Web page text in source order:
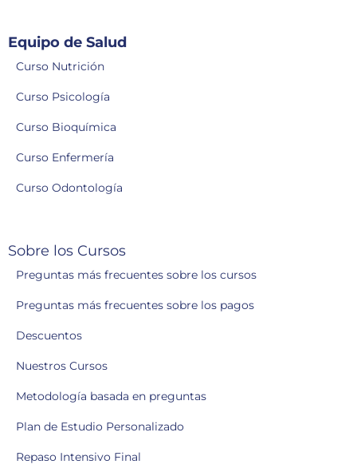
Equipo de Salud
Curso Nutrición
Curso Psicología
Curso Bioquímica
Curso Enfermería
Curso Odontología
Sobre los Cursos
Preguntas más frecuentes sobre los cursos
Preguntas más frecuentes sobre los pagos
Descuentos
Nuestros Cursos
Metodología basada en preguntas
Plan de Estudio Personalizado
Repaso Intensivo Final